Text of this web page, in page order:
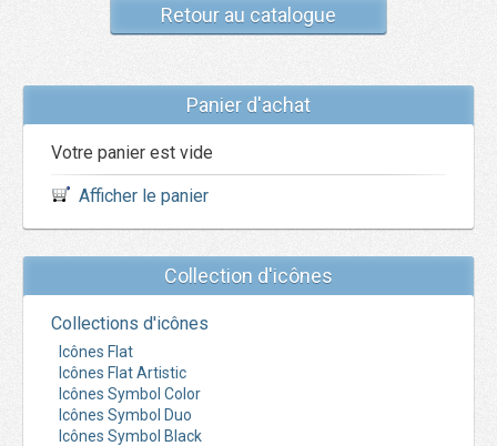
Retour au catalogue
Panier d'achat
Votre panier est vide
Afficher le panier
Collection d'icônes
Collections d'icônes
Icônes Flat
Icônes Flat Artistic
Icônes Symbol Color
Icônes Symbol Duo
Icônes Symbol Black